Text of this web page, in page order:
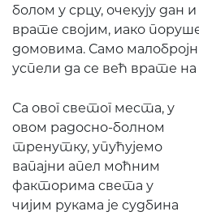
болом у срцу, очекују дан
врате својим, иако
домовима. Само
успели да се већ врате
Са овог светог места, у
овом радосно-болном
тренутку, упућујемо
вапајни апел моћним
факторима света у
чијим рукама је судбина